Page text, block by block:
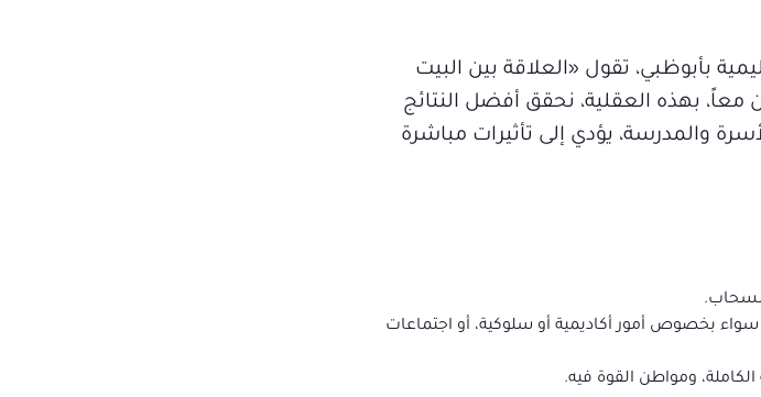
بأبوظبي، تقول «العلاقة بين البيت
بهذه العقلية، نحقق أفضل النتائج
والمدرسة، يؤدي إلى تأثيرات مباشرة
بخصوص أمور أكاديمية أو سلوكية، أو اجتماعات
ومواطن القوة فيه.